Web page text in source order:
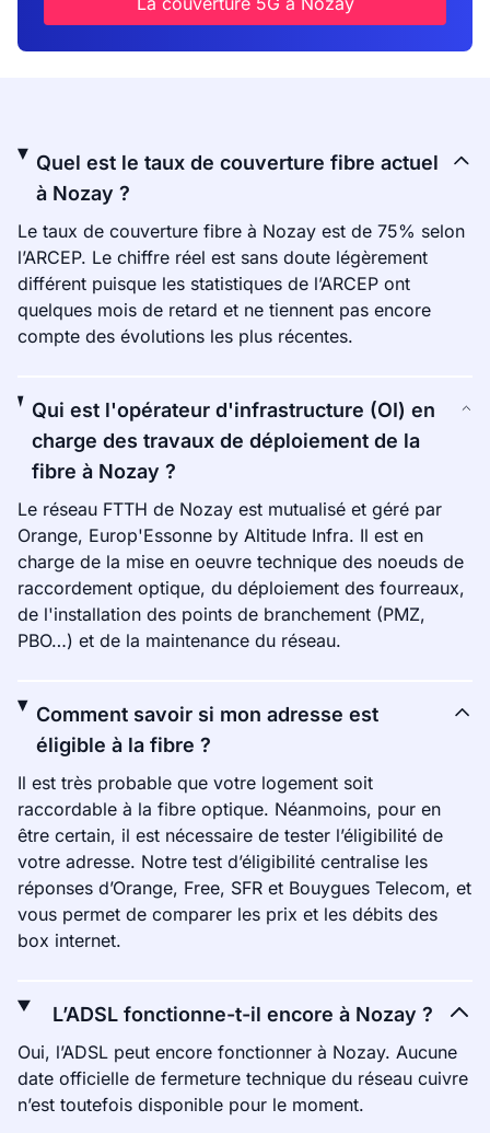
Quel est le taux de couverture fibre actuel
à Nozay ?
Le taux de couverture fibre à Nozay est de 75% selon
l’ARCEP. Le chiffre réel est sans doute légèrement
différent puisque les statistiques de l’ARCEP ont
quelques mois de retard et ne tiennent pas encore
compte des évolutions les plus récentes.
Qui est l'opérateur d'infrastructure (OI) en
charge des travaux de déploiement de la
fibre à Nozay ?
Le réseau FTTH de Nozay est mutualisé et géré par
Orange, Europ'Essonne by Altitude Infra. Il est en
charge de la mise en oeuvre technique des noeuds de
raccordement optique, du déploiement des fourreaux,
de l'installation des points de branchement (PMZ,
PBO…) et de la maintenance du réseau.
Comment savoir si mon adresse est
éligible à la fibre ?
Il est très probable que votre logement soit
raccordable à la fibre optique. Néanmoins, pour en
être certain, il est nécessaire de tester l’éligibilité de
votre adresse. Notre test d’éligibilité centralise les
réponses d’Orange, Free, SFR et Bouygues Telecom, et
vous permet de comparer les prix et les débits des
box internet.
L’ADSL fonctionne-t-il encore à Nozay ?
Oui, l’ADSL peut encore fonctionner à Nozay. Aucune
date officielle de fermeture technique du réseau cuivre
n’est toutefois disponible pour le moment.